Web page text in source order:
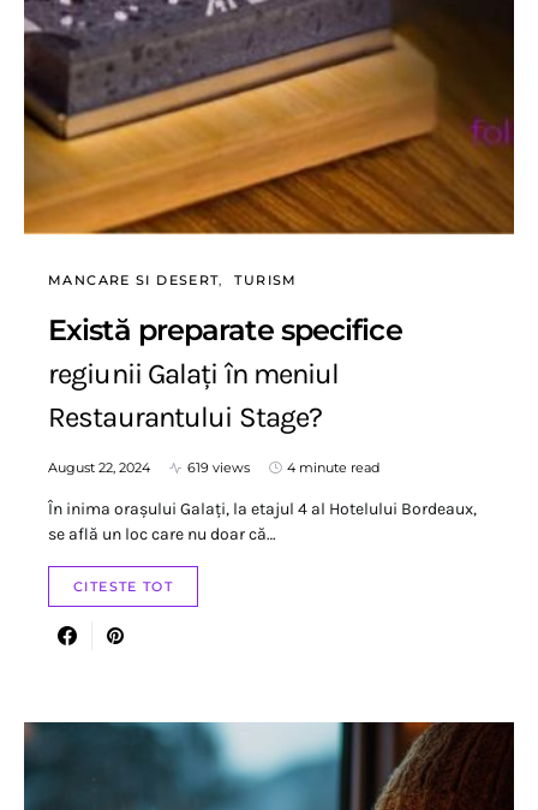
MANCARE SI DESERT TURISM
Există preparate specifice
regiunii Galați în meniul
Restaurantului Stage?
August 22, 2024 619 views 4 minute read
În inima orașului Galați, la etajul 4 al Hotelului Bordeaux,
se află un loc care nu doar că…
CITESTE TOT